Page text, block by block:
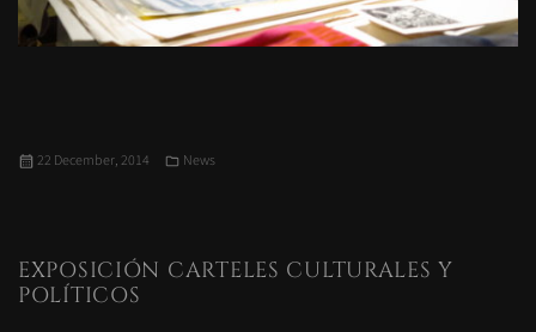
Posted
22 December, 2014 Categories
News
EXPOSICIÓN CARTELES CULTURALES Y
POLÍTICOS